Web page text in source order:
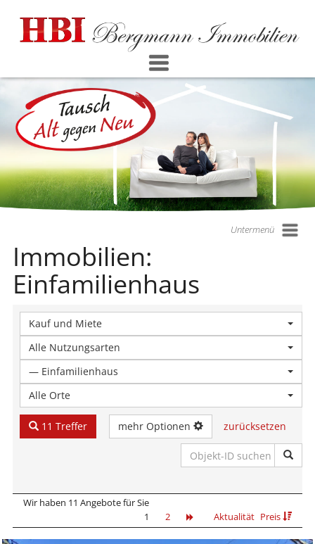
Untermenü
Immobilien:
Einfamilienhaus
Kauf und Miete
Alle Nutzungsarten
— Einfamilienhaus
Alle Orte
11 Treffer mehr Optionen zurücksetzen
Wir haben 11 Angebote für Sie
1
2 Aktualität Preis